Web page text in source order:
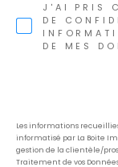
J'AI PRIS
DE
DE MES
Les informations
informatisé par La Boite
gestion de la clientèle/
Traitement de vos